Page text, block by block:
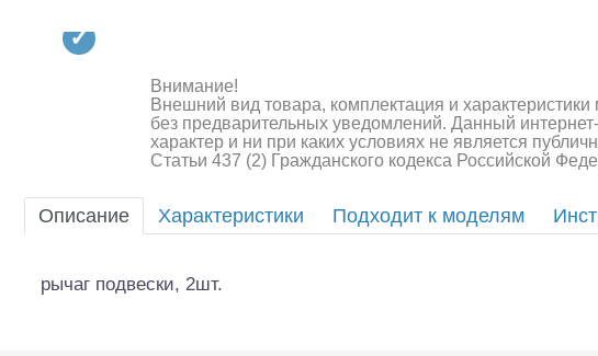
Квадрокоптеры
Аккумуляторы и батарейки
питания
Внимание!
Внешний вид товара, комплектация и
без предварительных уведомлений. Данный
характер и ни при каких условиях не является
Статьи 437 (2) Гражданского кодекса Российской
Описание Характеристики Подходит к моделям
рычаг подвески, 2шт.